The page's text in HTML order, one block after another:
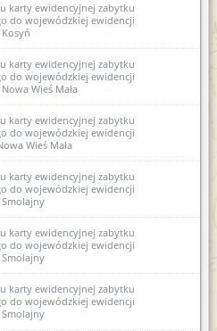
karty ewidencyjnej zabytku
do wojewódzkiej ewidencji
karty ewidencyjnej zabytku
do wojewódzkiej ewidencji
Wieś Mała
karty ewidencyjnej zabytku
do wojewódzkiej ewidencji
Wieś Mała
karty ewidencyjnej zabytku
do wojewódzkiej ewidencji
Smolajny
karty ewidencyjnej zabytku
do wojewódzkiej ewidencji
Smolajny
karty ewidencyjnej zabytku
do wojewódzkiej ewidencji
Smolajny